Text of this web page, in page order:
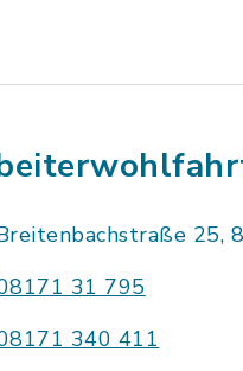
25,
31 795
340 411